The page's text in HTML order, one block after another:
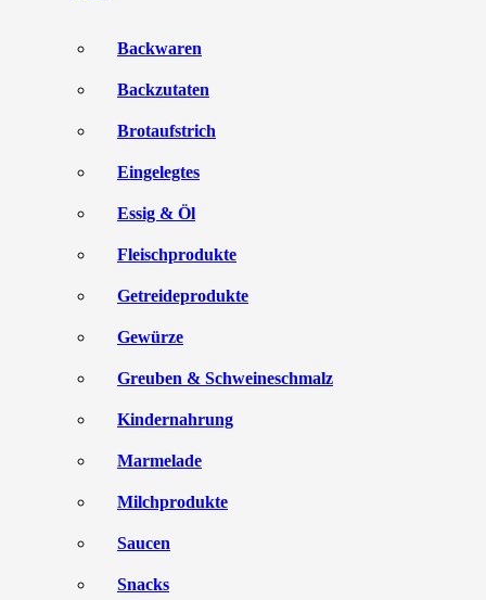
Backwaren
Backzutaten
Brotaufstrich
Eingelegtes
Essig & Öl
Fleischprodukte
Getreideprodukte
Gewürze
Greuben & Schweineschmalz
Kindernahrung
Marmelade
Milchprodukte
Saucen
Snacks